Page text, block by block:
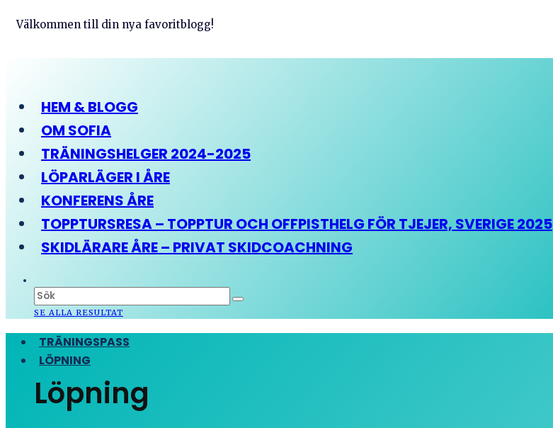
Välkommen till din nya favoritblogg!
HEM & BLOGG
OM SOFIA
TRÄNINGSHELGER 2024-2025
LÖPARLÄGER I ÅRE
KONFERENS ÅRE
TOPPTURSRESA – TOPPTUR OCH OFFPISTHELG FÖR TJEJER, SVERIGE 2025
SKIDLÄRARE ÅRE – PRIVAT SKIDCOACHNING
SE ALLA RESULTAT
TRÄNINGSPASS
LÖPNING
Löpning